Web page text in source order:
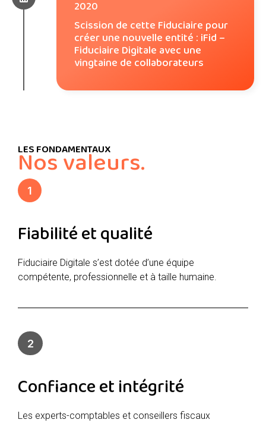
2020
Scission de cette Fiduciaire pour
créer une nouvelle entité : iFid –
Fiduciaire Digitale avec une
vingtaine de collaborateurs
LES FONDAMENTAUX
Nos valeurs.
1
Fiabilité et qualité
Fiduciaire Digitale s’est dotée d’une équipe
compétente, professionnelle et à taille humaine.
2
Confiance et intégrité
Les experts-comptables et conseillers fiscaux